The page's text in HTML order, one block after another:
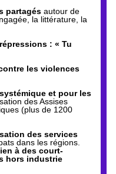
partagés autour de
la littérature, la
: « Tu
les violences
et pour les
des Assises
(plus de 1200
des services
dans les régions.
à des court-
hors industrie